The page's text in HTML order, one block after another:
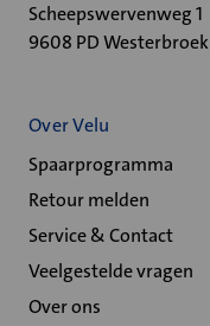
Scheepswervenweg 1
9608 PD Westerbroek
Over Velu
Spaarprogramma
Retour melden
Service & Contact
Veelgestelde vragen
Over ons